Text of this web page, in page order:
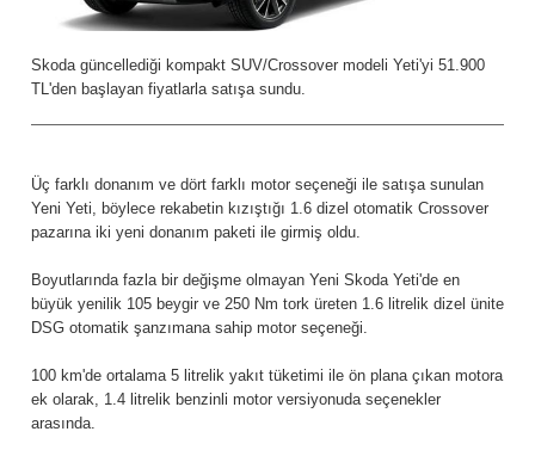
Skoda güncellediği kompakt SUV/Crossover modeli Yeti'yi 51.900
TL'den başlayan fiyatlarla satışa sundu.
Üç farklı donanım ve dört farklı motor seçeneği ile satışa sunulan
Yeni Yeti, böylece rekabetin kızıştığı 1.6 dizel otomatik Crossover
pazarına iki yeni donanım paketi ile girmiş oldu.
Boyutlarında fazla bir değişme olmayan Yeni Skoda Yeti'de en
büyük yenilik 105 beygir ve 250 Nm tork üreten 1.6 litrelik dizel ünite
DSG otomatik şanzımana sahip motor seçeneği.
100 km'de ortalama 5 litrelik yakıt tüketimi ile ön plana çıkan motora
ek olarak, 1.4 litrelik benzinli motor versiyonuda seçenekler
arasında.